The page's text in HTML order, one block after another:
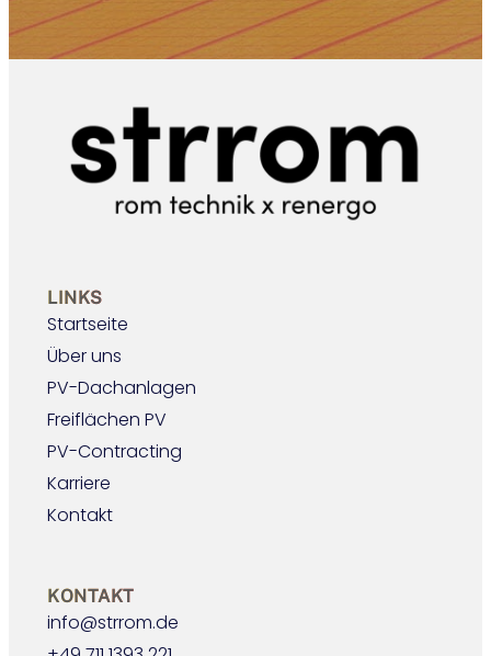
LINKS
Startseite
Über uns
PV-Dachanlagen
Freiflächen PV
PV-Contracting
Karriere
Kontakt
KONTAKT
info@strrom.de